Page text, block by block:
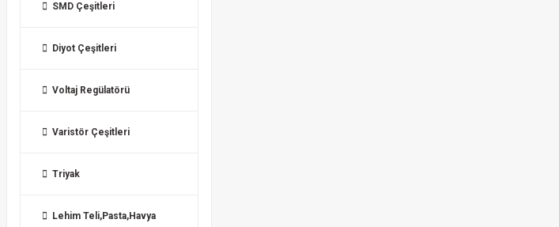
SMD Çeşitleri
Diyot Çeşitleri
Voltaj Regülatörü
Varistör Çeşitleri
Triyak
Lehim Teli,Pasta,Havya